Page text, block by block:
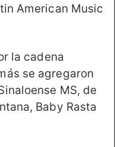
American Music
la cadena
se agregaron
MS, de
Baby Rasta